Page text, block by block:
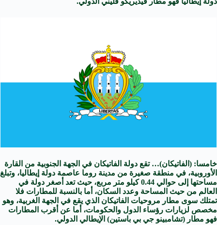
خامسا: (الفاتيكان)… تقع دولة الفاتيكان في الجهة الجنوبية من القارة
الأوروبية، في منطقة صغيرة من مدينة روما عاصمة دولة إيطاليا، وتبلغ
مساحتها إلى حوالي 0.44 كيلو متر مربع، حيث تعد أصغر دولة في
العالم من حيث المساحة وعدد السكان، أما بالنسبة للمطارات فلا
تمتلك سوى مطار مروحيات الفاتيكان الذي يقع في الجهة الغربية، وهو
مخصص لزيارات رؤساء الدول والحكومات، أما عن أقرب المطارات
فهو مطار (تشامبينو جي بي باستين) الإيطالي الدولي.